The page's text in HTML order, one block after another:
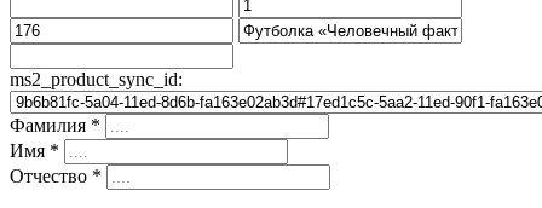
ms2_product_sync_id:
Фамилия *
Имя *
Отчество *